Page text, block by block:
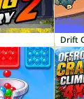
Drift